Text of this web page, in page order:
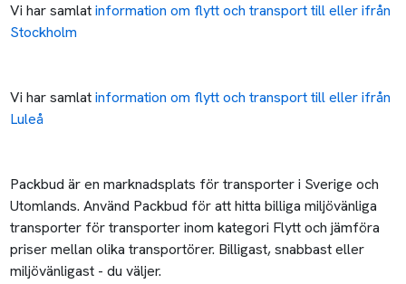
Vi har samlatinformation om flytt och transport till eller ifrån
Stockholm
Vi har samlatinformation om flytt och transport till eller ifrån
Luleå
Packbud är en marknadsplats för transporter i Sverige och
Utomlands. Använd Packbud för att hitta billiga miljövänliga
transporter för transporter inom kategori Flytt och jämföra
priser mellan olika transportörer. Billigast, snabbast eller
miljövänligast - du väljer.